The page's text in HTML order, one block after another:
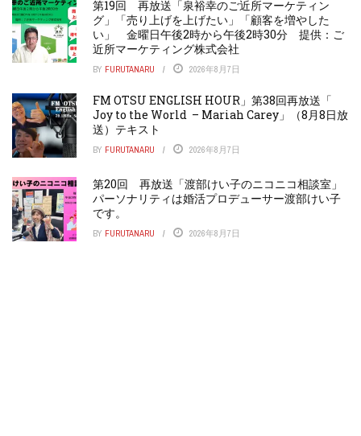
第19回 再放送「泉裕幸のご近所マーケティン
グ」「売り上げを上げたい」「顧客を増やした
い」 金曜日午後2時から午後2時30分 提供：ご
近所マーケティング株式会社
BY FURUTANARU 2026年8月7日
FM OTSU ENGLISH HOUR」第38回再放送「
Joy to the World – Mariah Carey」（8月8日放
送）テキスト
BY FURUTANARU 2026年8月7日
第20回 再放送「渡部けい子のニコニコ相談室」
パーソナリティは婚活プロデューサー渡部けい子
です。
BY FURUTANARU 2026年8月7日